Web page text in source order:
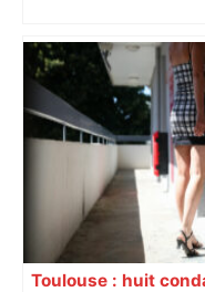
Mort mystérieuse
une émission de
Christian Abraham,
tranchée et
deux ans –
Toulouse : huit